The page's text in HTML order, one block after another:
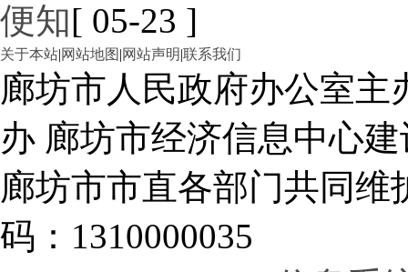
便知[ 05-23 ]
关于本站|网站地图 |网站声明|联系我们
廊坊市人民政府办公室
办 廊坊市经济信息中心建
廊坊市市直各部门共同
码：1310000035